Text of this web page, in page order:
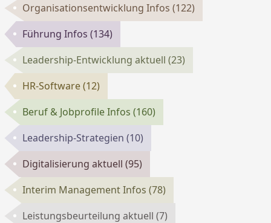
Organisationsentwicklung Infos(122)
Führung Infos(134)
Leadership-Entwicklung aktuell(23)
HR-Software(12)
Beruf & Jobprofile Infos(160)
Leadership-Strategien(10)
Digitalisierung aktuell(95)
Interim Management Infos(78)
Leistungsbeurteilung aktuell(7)